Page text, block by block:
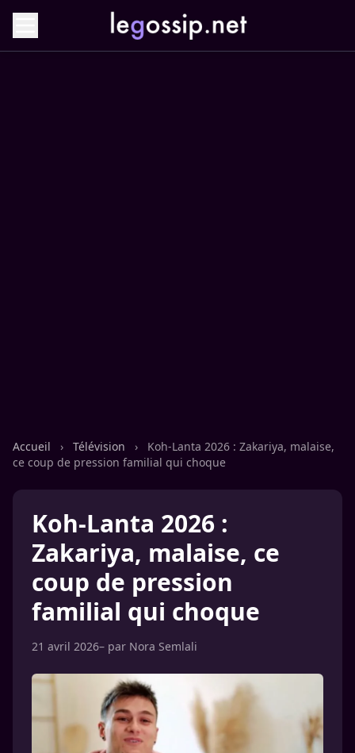
Accueil › Télévision ›
Koh-Lanta 2026 : Zakariya, malaise,
ce coup de pression familial qui choque
Koh-Lanta 2026 :
Zakariya, malaise, ce
coup de pression
familial qui choque
21 avril 2026– par Nora Semlali